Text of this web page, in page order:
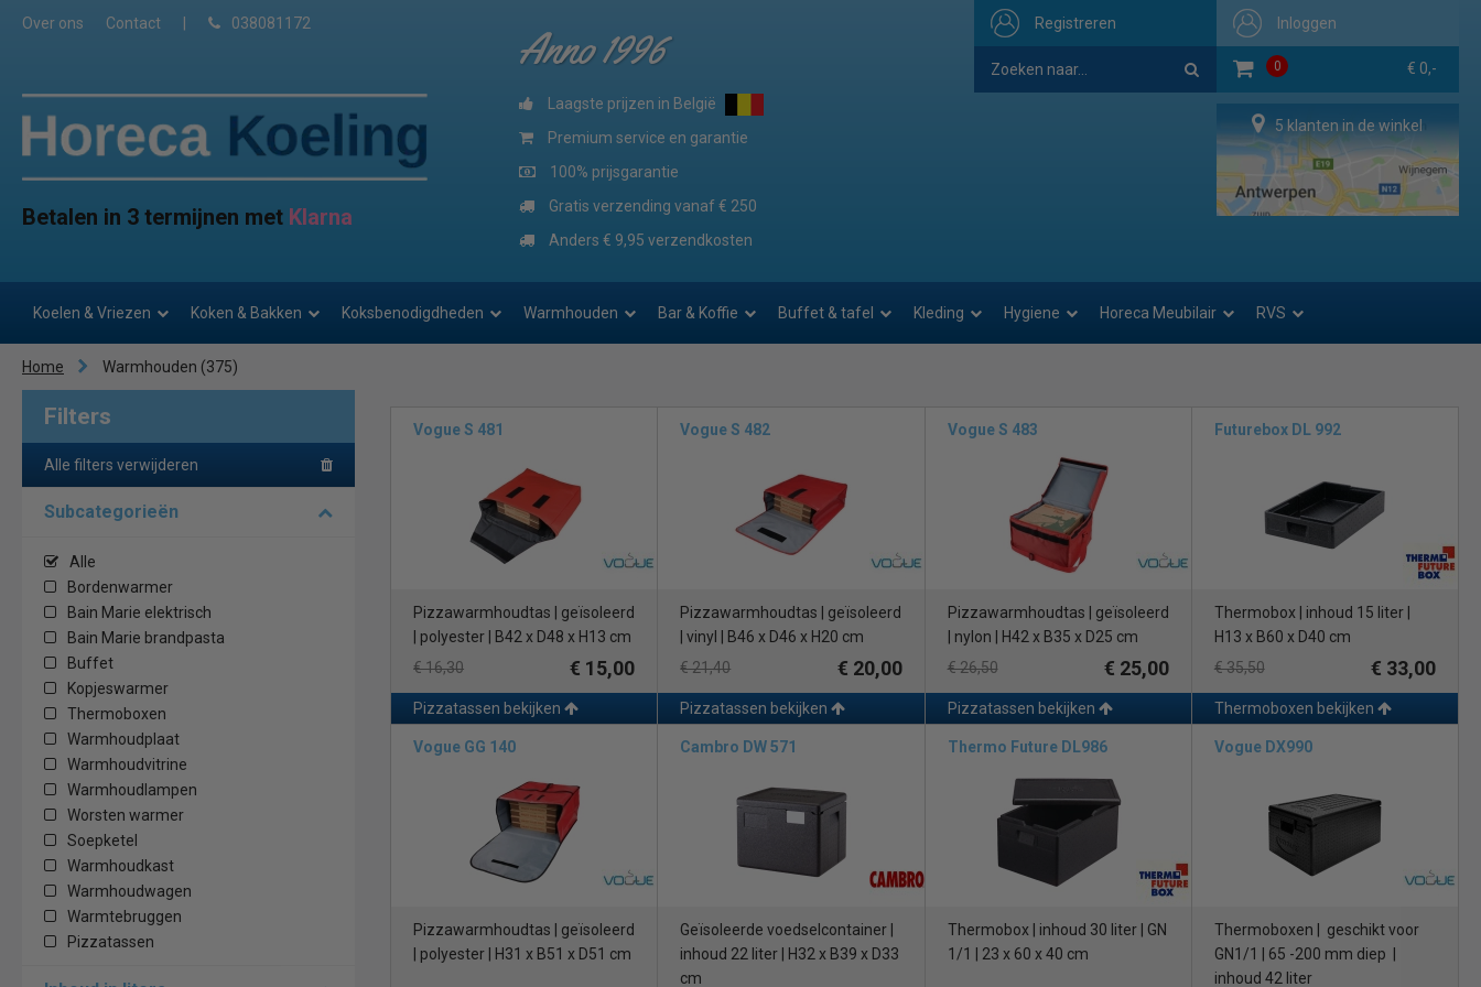
Over ons Contact 038081172 Inloggen
0 € 0,-
Registreren
Betalen in 3 termijnen met Klarna
Anno 1996
Laagste prijzen in België
Premium service en garantie
100% prijsgarantie
Gratis verzending vanaf € 250
Anders € 9,95 verzendkosten
5 klanten in de winkel
Koelen & Vriezen Koken & Bakken Koksbenodigdheden Warmhouden Bar & Koffie Buffet & tafel Kleding Hygiene Horeca Meubilair RVS
Home Warmhouden (375)
Filters
Alle filters verwijderen
Subcategorieën
Alle
Bordenwarmer
Bain Marie elektrisch
Bain Marie brandpasta
Buffet
Kopjeswarmer
Thermoboxen
Warmhoudplaat
Warmhoudvitrine
Warmhoudlampen
Worsten warmer
Soepketel
Warmhoudkast
Warmhoudwagen
Warmtebruggen
Pizzatassen
Vogue S 481
Pizzawarmhoudtas | geïsoleerd
| polyester | B42 x D48 x H13 cm
€ 16,30
€ 15,00
Pizzatassen bekijken
Vogue S 482
Pizzawarmhoudtas | geïsoleerd
| vinyl | B46 x D46 x H20 cm
€ 21,40
€ 20,00
Pizzatassen bekijken
Vogue S 483
Pizzawarmhoudtas | geïsoleerd
| nylon | H42 x B35 x D25 cm
€ 26,50
€ 25,00
Pizzatassen bekijken
Futurebox DL 992
Thermobox | inhoud 15 liter |
H13 x B60 x D40 cm
€ 35,50
€ 33,00
Thermoboxen bekijken
Vogue GG 140
Pizzawarmhoudtas | geïsoleerd
| polyester | H31 x B51 x D51 cm
Cambro DW 571
Geïsoleerde voedselcontainer |
inhoud 22 liter | H32 x B39 x D33
cm
Thermo Future DL986
Thermobox | inhoud 30 liter | GN
1/1 | 23 x 60 x 40 cm
Vogue DX990
Thermoboxen | geschikt voor
GN1/1 | 65 -200 mm diep |
inhoud 42 liter